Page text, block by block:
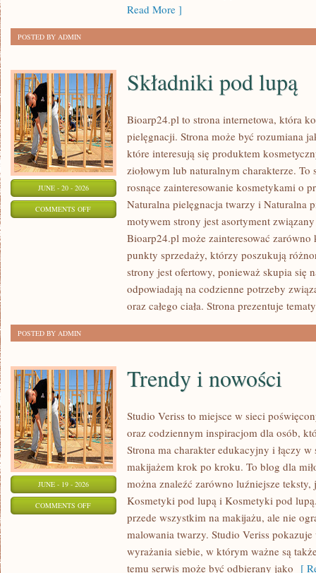
Read More ]
POSTED BY ADMIN
JUNE - 20 - 2026
COMMENTS OFFON
SKŁADNIKI
Składniki pod lupą
Bioarp24.pl to strona internetowa, która
pielęgnacji. Strona może być rozumiana
które interesują się produktem
ziołowym lub naturalnym charakterze.
rosnące zainteresowanie kosmetykami o
Naturalna pielęgnacja twarzy i Naturalna
motywem strony jest asortyment
Bioarp24.pl może zainteresować
punkty sprzedaży, którzy poszukują
strony jest ofertowy, ponieważ skupia się
odpowiadają na codzienne potrzeby
oraz całego ciała. Strona prezentuje
POSTED BY ADMIN
JUNE - 19 - 2026
COMMENTS OFFON
Trendy i nowości
Studio Veriss to miejsce w sieci
oraz codziennym inspiracjom dla osób,
Strona ma charakter edukacyjny i łączy
makijażem krok po kroku. To blog dla
można znaleźć zarówno luźniejsze
Kosmetyki pod lupą i Kosmetyki pod
przede wszystkim na makijażu, ale nie
malowania twarzy. Studio Veriss
wyrażania siebie, w którym ważne są
temu serwis może być odbierany jako [